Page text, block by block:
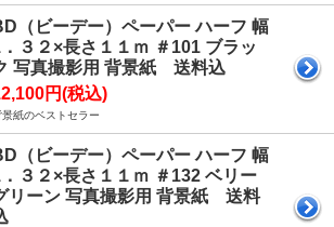
（ビーデー）ペーパー ハーフ 幅
３２×長さ１１ｍ ＃101 ブラッ
写真撮影用 背景紙 送料込
円(税込)
景紙のベストセラー
（ビーデー）ペーパー ハーフ 幅
３２×長さ１１ｍ ＃132 ベリー
リーン 写真撮影用 背景紙 送料